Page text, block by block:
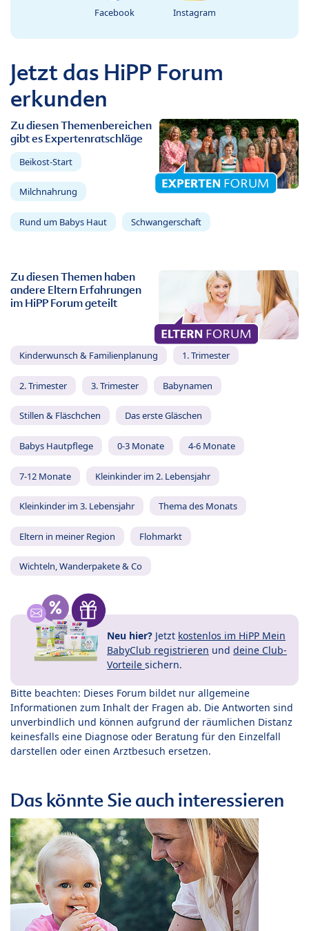
Facebook Instagram
Jetzt das HiPP Forum
erkunden
Zu diesen Themenbereichen
gibt es Expertenratschläge
Beikost-Start
Milchnahrung
Rund um Babys Haut Schwangerschaft
Zu diesen Themen haben
andere Eltern Erfahrungen
im HiPP Forum geteilt
Kinderwunsch & Familienplanung 1. Trimester
2. Trimester 3. Trimester Babynamen
Stillen & Fläschchen Das erste Gläschen
Babys Hautpflege 0-3 Monate 4-6 Monate
7-12 Monate Kleinkinder im 2. Lebensjahr
Kleinkinder im 3. Lebensjahr Thema des Monats
Eltern in meiner Region Flohmarkt
Wichteln, Wanderpakete & Co
Neu hier? Jetzt kostenlos im HiPP Mein
BabyClub registrieren und deine Club-
Vorteile sichern.
Bitte beachten: Dieses Forum bildet nur allgemeine
Informationen zum Inhalt der Fragen ab. Die Antworten sind
unverbindlich und können aufgrund der räumlichen Distanz
keinesfalls eine Diagnose oder Beratung für den Einzelfall
darstellen oder einen Arztbesuch ersetzen.
Das könnte Sie auch interessieren